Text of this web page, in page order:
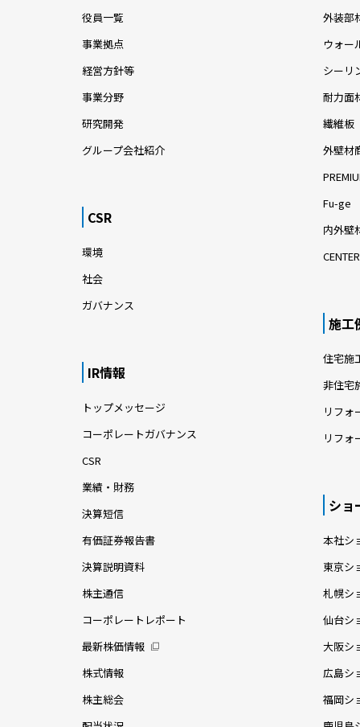
役員一覧
事業拠点
経営方針等
事業分野
研究開発
グループ会社紹介
CSR
環境
社会
ガバナンス
IR情報
トップメッセージ
コーポレートガバナンス
CSR
業績・財務
決算短信
有価証券報告書
決算説明資料
株主通信
コーポレートレポート
最新株価情報
株式情報
株主総会
外装部
ウォー
シーリ
耐力面
繊維板
外壁材
Fu-ge
内外壁
施工
住宅施
非住宅
リフォ
リフォ
ショ
本社シ
東京シ
札幌シ
仙台シ
大阪シ
広島シ
福岡シ